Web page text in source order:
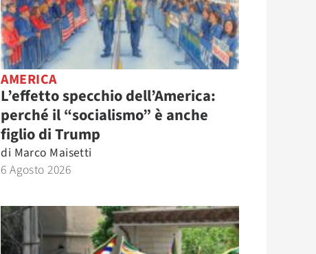
AMERICA
L’effetto specchio dell’America:
perché il “socialismo” è anche
figlio di Trump
di Marco Maisetti
6 Agosto 2026